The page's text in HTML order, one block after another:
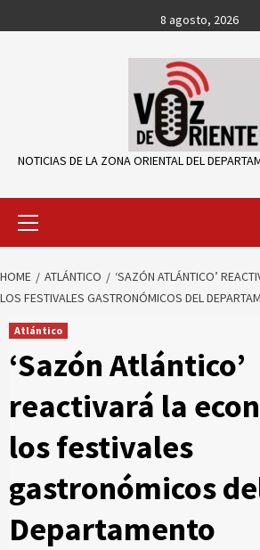
to
8 agosto, 2026
NOTICIAS DE LA ZONA ORIENTAL DEL
Primary
HOME ATLÁNTICO
‘SAZÓN ATLÁNTICO’
LOS FESTIVALES GASTRONÓMICOS DEL
Atlántico
‘Sazón Atlántico’
reactivará la
los festivales
gastronómicos
Departamento